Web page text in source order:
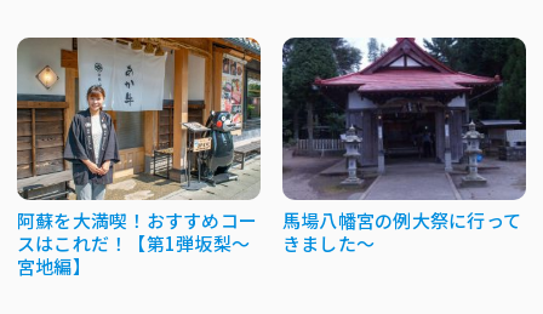
阿蘇を大満喫！おすすめコー
スはこれだ！【第1弾坂梨～
宮地編】
馬場八幡宮の例大祭に行って
きました～